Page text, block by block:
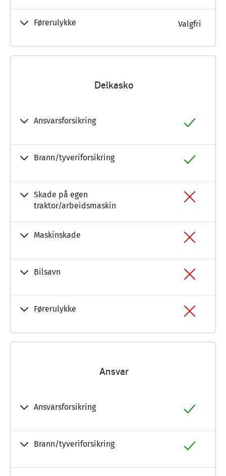
Førerulykke Valgfri
Delkasko
Ansvarsforsikring
Brann/tyveriforsikring
Skade på egen
traktor/arbeidsmaskin
Maskinskade
Bilsavn
Førerulykke
Ansvar
Ansvarsforsikring
Brann/tyveriforsikring